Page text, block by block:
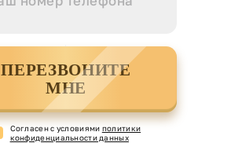
ПЕРЕЗВОНИТЕ
МНЕ
Cогласен с условиями политики
конфиденциальности данных